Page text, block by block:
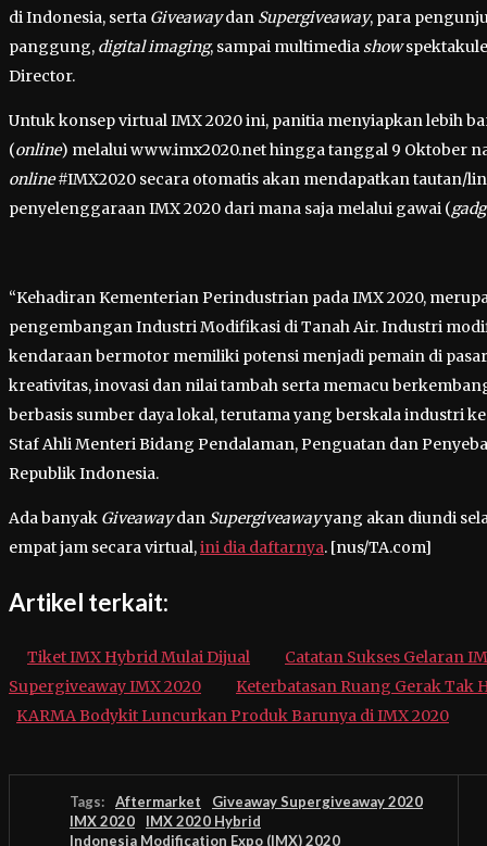
di Indonesia, serta Giveawaydan Supergiveaway, para
panggung, digital imaging, sampai multimediashow
Director.
Untuk konsep virtual IMX 2020 ini, panitia menyiapkan lebih
(online) melalui www.imx2020.net hingga tanggal 9 Oktober
online#IMX2020 secara otomatis akan mendapatkan tautan/
penyelenggaraan IMX 2020 dari mana saja melalui gawai (
“Kehadiran Kementerian Perindustrian pada IMX 2020,
pengembangan Industri Modifikasi di Tanah Air. Industri
kendaraan bermotor memiliki potensi menjadi pemain di
kreativitas, inovasi dan nilai tambah serta memacu
berbasis sumber daya lokal, terutama yang berskala industri
Staf Ahli Menteri Bidang Pendalaman, Penguatan dan
Republik Indonesia.
Ada banyak Giveawaydan Supergiveawayyang akan diundi
empat jam secara virtual,ini dia daftarnya. [nus/TA.com]
Artikel terkait:
Tiket IMX Hybrid Mulai Dijual
Catatan Sukses Gelaran
Supergiveaway IMX 2020
Keterbatasan Ruang Gerak Tak
KARMA Bodykit Luncurkan Produk Barunya di IMX 2020
Tags: Aftermarket
Giveaway Supergiveaway 2020
IMX 2020
IMX 2020 Hybrid
Indonesia Modification Expo (IMX) 2020